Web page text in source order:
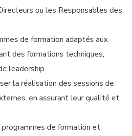
ou les Responsables des
de formation adaptés aux
des formations techniques,
leadership.
la réalisation des sessions de
en assurant leur qualité et
programmes de formation et